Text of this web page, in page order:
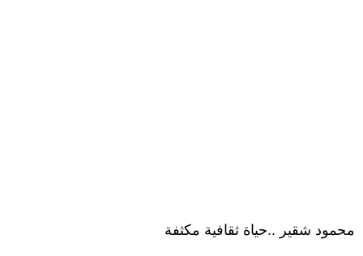
محمود شقير ..حياة ثقافية مكثفة